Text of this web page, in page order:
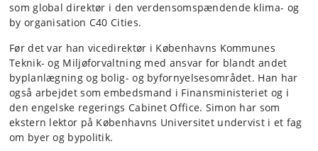
som global direktør i den verdensomspændende klima- og
by organisation C40 Cities.
Før det var han vicedirektør i Københavns Kommunes
Teknik- og Miljøforvaltning med ansvar for blandt andet
byplanlægning og bolig- og byfornyelsesområdet. Han har
også arbejdet som embedsmand i Finansministeriet og i
den engelske regerings Cabinet Office. Simon har som
ekstern lektor på Københavns Universitet undervist i et fag
om byer og bypolitik.